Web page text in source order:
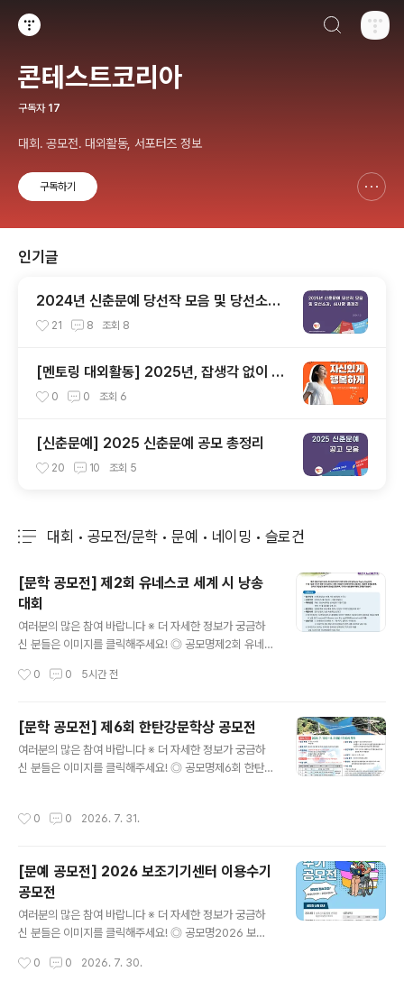
콘테스트코리아
구독자 17
대회. 공모전. 대외활동, 서포터즈 정보
구독하기
인기글
2024년 신춘문예 당선작 모음 및 당선소감,
심사평 총정리
21 8 조회 8
[멘토링 대외활동] 2025년, 잡생각 없이 가
장 '나답게' 성공하는 법 ㅣ자기계발 명상캠프
0 0 조회 6
[신춘문예] 2025 신춘문예 공모 총정리
20 10 조회 5
대회 • 공모전/문학 • 문예 • 네이밍 • 슬로건
[문학 공모전] 제2회 유네스코 세계 시 낭송
대회
여러분의 많은 참여 바랍니다 ※ 더 자세한 정보가 궁금하
신 분들은 이미지를 클릭해주세요! ◎ 공모명제2회 유네스
O)가 정한 세계 시의 날(World Poetry Day)이며, 11월
로 낭송하는 시(詩)적 표현을 통해, 언어의 다양성과 문화
적 표현을 존중하며, 각국의 시를 통해 이해와 교류를 지향
한다. ◎ 대 상시에 관심있는 세계 시민 성인남녀 누구나
◎ 접수기간2026년 4월 1일(수) ~ 9월 30일(수) ◎ 대
청주시 상당구 가덕면 은행상야로 427 ◎ 제출서류참..
0 0 5시간 전
[문학 공모전] 제6회 한탄강문학상 공모전
여러분의 많은 참여 바랍니다 ※ 더 자세한 정보가 궁금하
신 분들은 이미지를 클릭해주세요! ◎ 공모명제6회 한탄강
이상의 일반인 ◎ 작품주제아래 제시한 내용 중 어느 하나
응모기간2026. 7. 1.(수) ~ 8. 31.(월) 17:00까지 접수된
작품에 한함. ◎ 시상내역※ 심사 결과에 따라 수상작이 없
거나 수상 인원이 변경될 수 있음- 대상 1명 상패 및 상금 5
00만원- 금상 2명 상패 및 상금 각 200만원(총 400만
0 0 2026. 7. 31.
[문예 공모전] 2026 보조기기센터 이용수기
공모전
여러분의 많은 참여 바랍니다 ※ 더 자세한 정보가 궁금하
신 분들은 이미지를 클릭해주세요! ◎ 공모명2026 보조
이 있는 누구나 (장애인, 보호자, 가족, 활동지원사, 지역보
0 0 2026. 7. 30.